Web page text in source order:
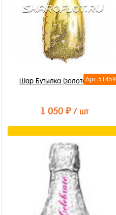
Арт: 51459
Шар Бутылка (золотая) 70см
1 050 ₽ / шт
В корзину
Купить в 1 клик
В избранное
В наличии